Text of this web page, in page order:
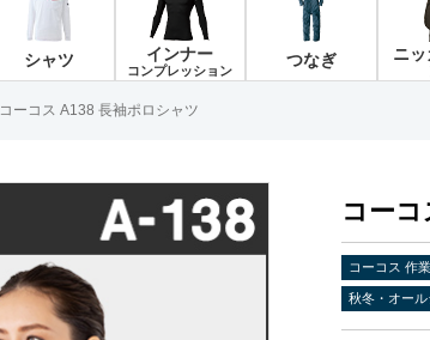
シャツ インナー
コンプレッション
つなぎ ニ
コーコス A138 長袖ポロシャツ
コー
コーコス 作
秋冬・オー